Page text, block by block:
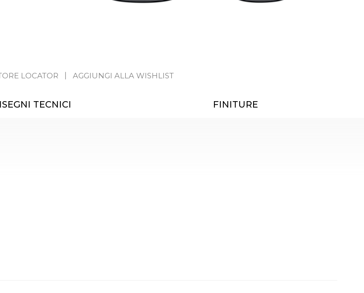
LOCATOR AGGIUNGI ALLA WISHLIST
TECNICI FINITURE